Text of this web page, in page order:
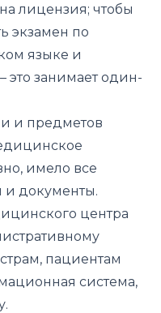
лицензия; чтобы
экзамен по
языке и
это занимает один-
и предметов
имело все
и документы.
центра
пациентам
система,